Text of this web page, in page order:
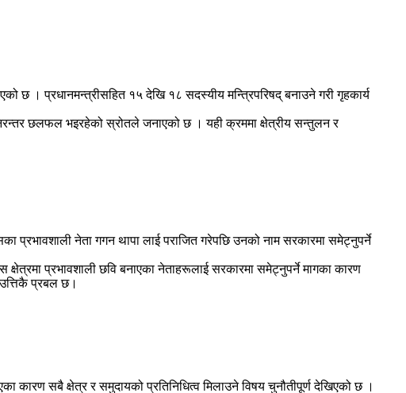
छ । प्रधानमन्त्रीसहित १५ देखि १८ सदस्यीय मन्त्रिपरिषद् बनाउने गरी गृहकार्य
निरन्तर छलफल भइरहेको स्रोतले जनाएको छ । यही क्रममा क्षेत्रीय सन्तुलन र
प्रभावशाली नेता गगन थापा लाई पराजित गरेपछि उनको नाम सरकारमा समेट्नुपर्ने
क्षेत्रमा प्रभावशाली छवि बनाएका नेताहरूलाई सरकारमा समेट्नुपर्ने मागका कारण
प्रबल छ।
कारण सबै क्षेत्र र समुदायको प्रतिनिधित्व मिलाउने विषय चुनौतीपूर्ण देखिएको छ ।